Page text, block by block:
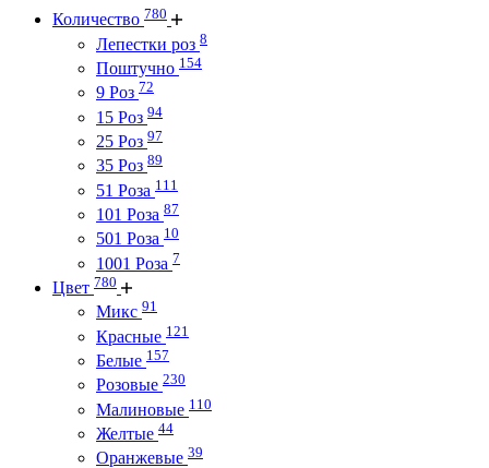
Количество 780
Лепестки роз 8
Поштучно 154
9 Роз 72
15 Роз 94
25 Роз 97
35 Роз 89
51 Роза 111
101 Роза 87
501 Роза 10
1001 Роза 7
Цвет 780
Микс 91
Красные 121
Белые 157
Розовые 230
Малиновые 110
Желтые 44
Оранжевые 39